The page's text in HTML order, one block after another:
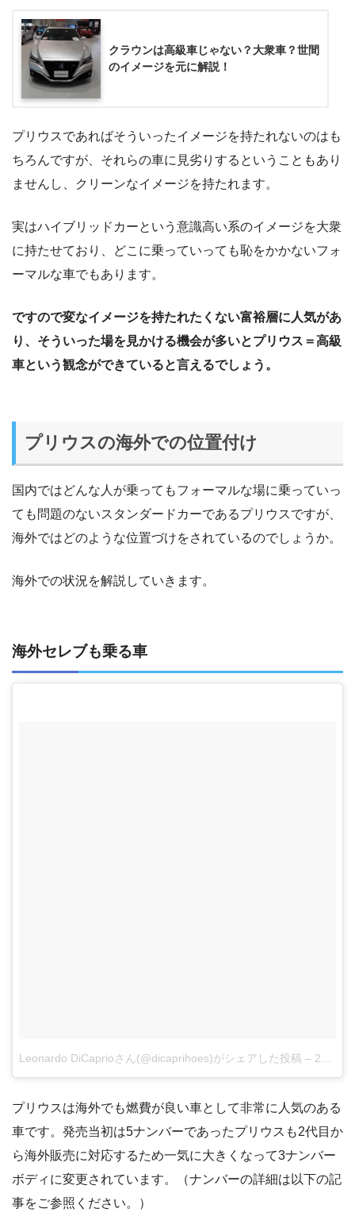
クラウンは高級車じゃない？大衆車？世間
のイメージを元に解説！
プリウスであればそういったイメージを持たれないのはも
ちろんですが、それらの車に見劣りするということもあり
ませんし、クリーンなイメージを持たれます。
実はハイブリッドカーという意識高い系のイメージを大衆
に持たせており、どこに乗っていっても恥をかかないフォ
ーマルな車でもあります。
ですので変なイメージを持たれたくない富裕層に人気があ
り、そういった場を見かける機会が多いとプリウス＝高級
車という観念ができていると言えるでしょう。
プリウスの海外での位置付け
国内ではどんな人が乗ってもフォーマルな場に乗っていっ
ても問題のないスタンダードカーであるプリウスですが、
海外ではどのような位置づけをされているのでしょうか。
海外での状況を解説していきます。
海外セレブも乗る車
Leonardo DiCaprioさん(@dicaprihoes)がシェアした投稿 – 2016年 5月月21日午前2時27分PDT
プリウスは海外でも燃費が良い車として非常に人気のある
車です。発売当初は5ナンバーであったプリウスも2代目か
ら海外販売に対応するため一気に大きくなって3ナンバー
ボディに変更されています。（ナンバーの詳細は以下の記
事をご参照ください。）